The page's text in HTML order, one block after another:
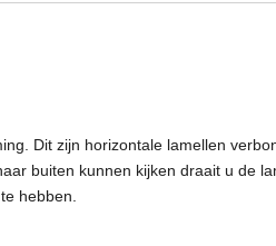
Dit zijn horizontale lamellen
buiten kunnen kijken draait u de
hebben.